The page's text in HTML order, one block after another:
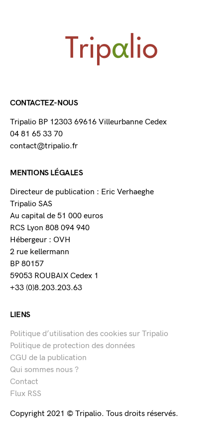
CONTACTEZ-NOUS
Tripalio BP 12303 69616 Villeurbanne Cedex
04 81 65 33 70
contact@tripalio.fr
MENTIONS LÉGALES
Directeur de publication : Eric Verhaeghe
Tripalio SAS
Au capital de 51 000 euros
RCS Lyon 808 094 940
Hébergeur : OVH
2 rue kellermann
BP 80157
59053 ROUBAIX Cedex 1
+33 (0)8.203.203.63
LIENS
Politique d’utilisation des cookies sur Tripalio
Politique de protection des données
CGU de la publication
Qui sommes nous ?
Contact
Flux RSS
Copyright 2021 © Tripalio. Tous droits réservés.